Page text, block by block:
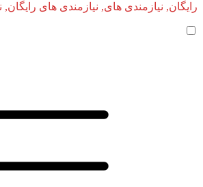
رایگان, نیازمندی های, نیازمندی‌ های رایگان,